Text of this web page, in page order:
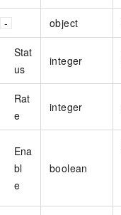
object
Stat
us
integer
Rat
e
integer
Ena
bl
e
boolean